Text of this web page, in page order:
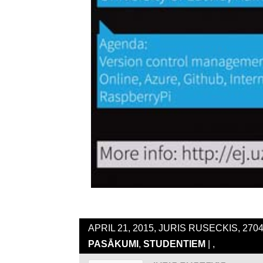
APRIL 21, 2015, JURIS RUSECKIS,
PASĀKUMI, STUDENTIEM | ,